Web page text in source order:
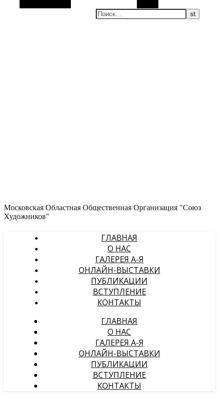
Московская Областная Общественная Организация "Союз
Художников"
ГЛАВНАЯ
О НАС
ГАЛЕРЕЯ А-Я
ОНЛАЙН-ВЫСТАВКИ
ПУБЛИКАЦИИ
ВСТУПЛЕНИЕ
КОНТАКТЫ
ГЛАВНАЯ
О НАС
ГАЛЕРЕЯ А-Я
ОНЛАЙН-ВЫСТАВКИ
ПУБЛИКАЦИИ
ВСТУПЛЕНИЕ
КОНТАКТЫ